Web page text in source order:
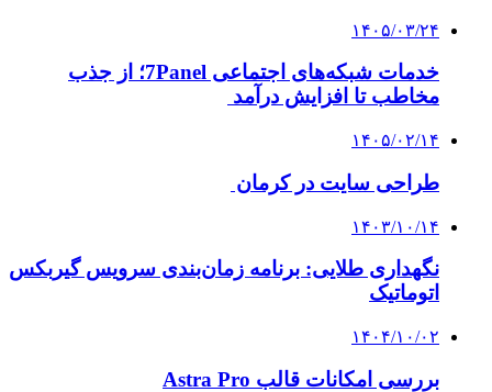
۱۴۰۵/۰۳/۲۴
خدمات شبکه‌های اجتماعی 7Panel؛ از جذب
مخاطب تا افزایش درآمد
۱۴۰۵/۰۲/۱۴
طراحی سایت در کرمان
۱۴۰۳/۱۰/۱۴
نگهداری طلایی: برنامه زمان‌بندی سرویس گیربکس
اتوماتیک
۱۴۰۴/۱۰/۰۲
بررسی امکانات قالب Astra Pro